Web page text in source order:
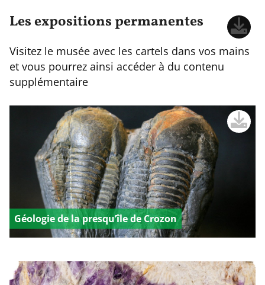
Les expositions permanentes
Visitez le musée avec les cartels dans vos mains
et vous pourrez ainsi accéder à du contenu
supplémentaire
Géologie de la presqu’île de Crozon